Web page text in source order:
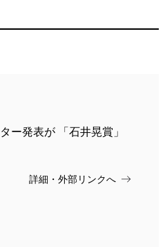
ー発表が 「石井晃賞」
詳細・外部リンクへ